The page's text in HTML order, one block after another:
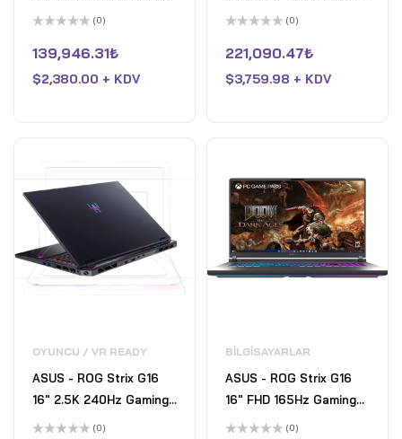
Dizüstü Bilgisayar -
Ryzen AI 9 HX 370 -
32GB Bellek - RTX 4050
üzerinden
0
aldı
(0)
139,946.31₺
$2,380.00 + KDV
240Hz Gaming Laptop-
275HX- 32GB DDR5-
GeForce RTX 5070- 2TB
üzerinden
0
aldı
(0)
221,090.47₺
$3,759.98 + KDV
OYUNCU / VR READY
ASUS - ROG Strix G16
16" 2.5K 240Hz Gaming
Laptop - AMD Ryzen 9
(0)
BILGISAYARLAR
ASUS - ROG Strix G16
16" FHD 165Hz Gaming
Laptop - AMD Ryzen 9
(0)